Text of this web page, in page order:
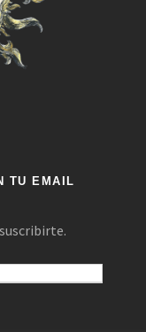
TU EMAIL